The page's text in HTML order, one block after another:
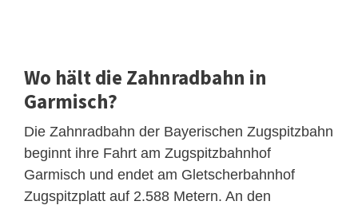
Wo hält die Zahnradbahn in
Garmisch?
Die Zahnradbahn der Bayerischen Zugspitzbahn
beginnt ihre Fahrt am Zugspitzbahnhof
Garmisch und endet am Gletscherbahnhof
Zugspitzplatt auf 2.588 Metern. An den